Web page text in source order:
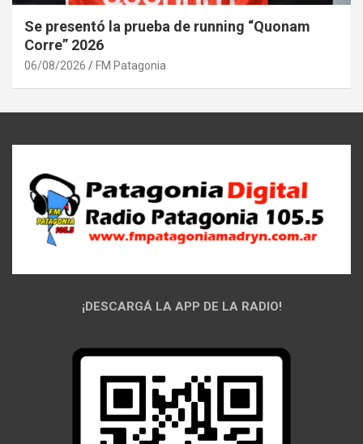
Se presentó la prueba de running “Quonam
Corre” 2026
06/08/2026 FM Patagonia
¡DESCARGÁ LA APP DE LA RADIO!